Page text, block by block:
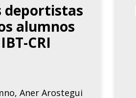
deportistas
alumnos
CRI
Aner Arostegui